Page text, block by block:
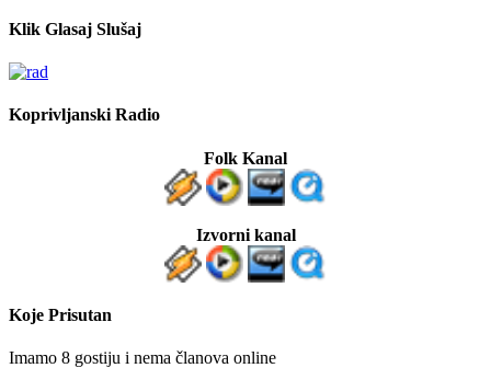
Klik Glasaj Slušaj
Koprivljanski Radio
Folk Kanal
Izvorni kanal
Koje Prisutan
Imamo 8 gostiju i nema članova online